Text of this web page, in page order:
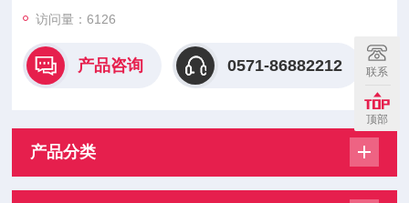
访问量：6126
产品咨询 0571-86882212
产品分类
联系
顶部